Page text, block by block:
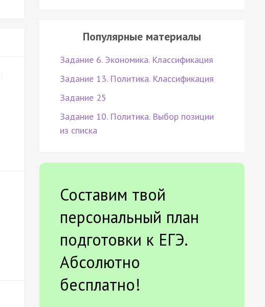
Популярные материалы
Задание 6. Экономика. Классификация
Задание 13. Политика. Классификация
Задание 25
Задание 10. Политика. Выбор позиции
из списка
Составим твой
персональный план
подготовки к ЕГЭ.
Абсолютно
бесплатно!